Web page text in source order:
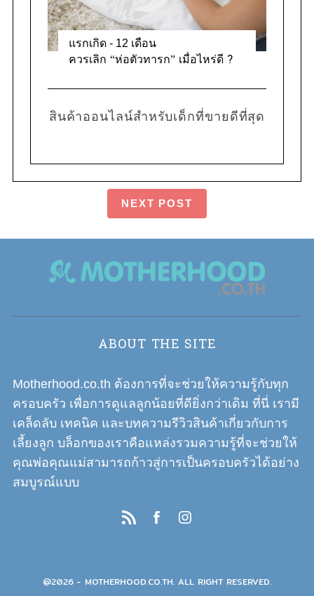
แรกเกิด - 12 เดือน
ควรเลิก “ห่อตัวทารก” เมื่อไหร่ดี ?
สินค้าออนไลน์สำหรับเด็กที่ขายดีที่สุด
NEXT POST
ABOUT THE SITE
Motherhood.co.th ต้องการที่จะช่วยให้ความรู้กับทุก
ครอบครัว เพื่อการดูแลลูกน้อยที่ดียิ่งกว่าเดิม ที่นี่ เรามี
เคล็ดลับ เทคนิค และบทความรีวิวสินค้าเกี่ยวกับการ
เลี้ยงลูก บล็อกของเราคือแหล่งรวมความรู้ที่จะช่วยให้
คุณพ่อคุณแม่สามารถก้าวสู่การเป็นครอบครัวได้อย่าง
สมบูรณ์แบบ
@2026 - MOTHERHOOD.CO.TH. ALL RIGHT RESERVED.